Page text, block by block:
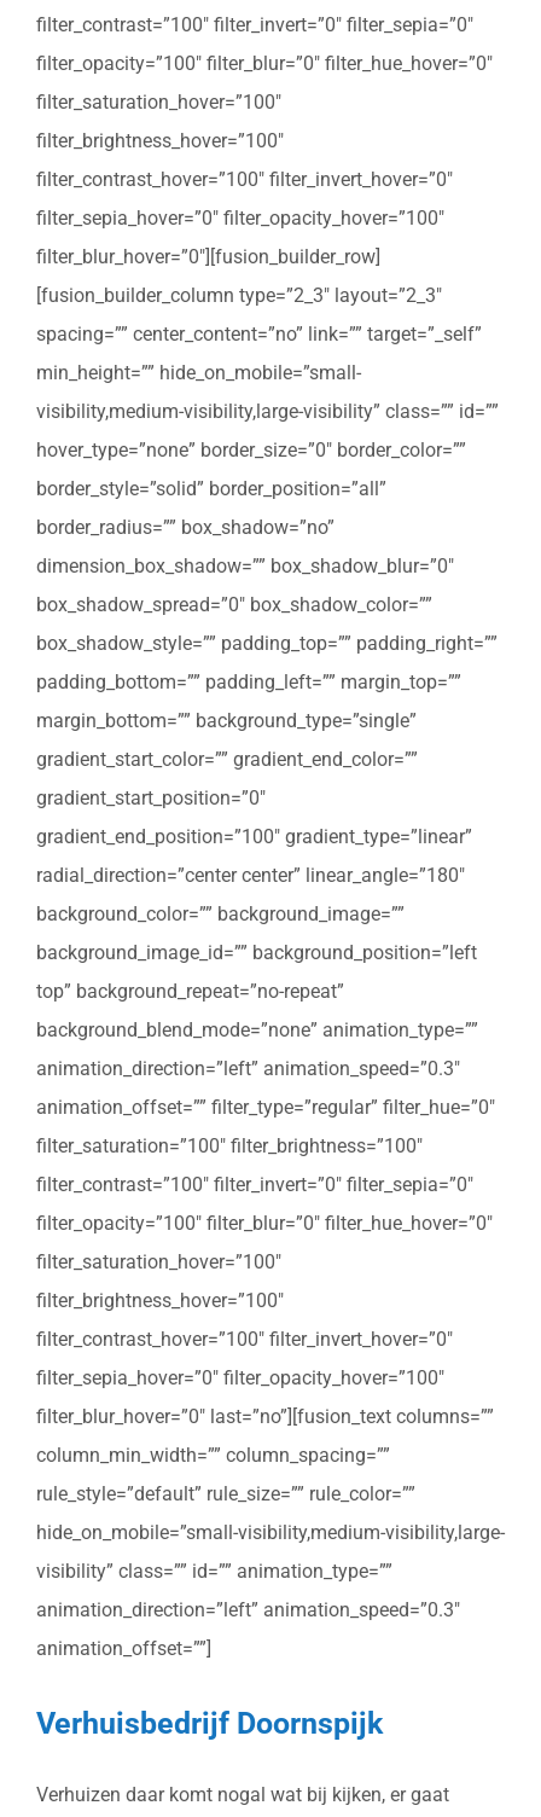
filter_contrast=”100″ filter_invert=”0″ filter_sepia=”0″
filter_opacity=”100″ filter_blur=”0″ filter_hue_hover=”0″
filter_saturation_hover=”100″
filter_brightness_hover=”100″
filter_contrast_hover=”100″ filter_invert_hover=”0″
filter_sepia_hover=”0″ filter_opacity_hover=”100″
filter_blur_hover=”0″][fusion_builder_row]
[fusion_builder_column type=”2_3″ layout=”2_3″
spacing=”” center_content=”no” link=”” target=”_self”
min_height=”” hide_on_mobile=”small-
visibility,medium-visibility,large-visibility” class=”” id=””
hover_type=”none” border_size=”0″ border_color=””
border_style=”solid” border_position=”all”
border_radius=”” box_shadow=”no”
dimension_box_shadow=”” box_shadow_blur=”0″
box_shadow_spread=”0″ box_shadow_color=””
box_shadow_style=”” padding_top=”” padding_right=””
padding_bottom=”” padding_left=”” margin_top=””
margin_bottom=”” background_type=”single”
gradient_start_color=”” gradient_end_color=””
gradient_start_position=”0″
gradient_end_position=”100″ gradient_type=”linear”
radial_direction=”center center” linear_angle=”180″
background_color=”” background_image=””
background_image_id=”” background_position=”left
top” background_repeat=”no-repeat”
background_blend_mode=”none” animation_type=””
animation_direction=”left” animation_speed=”0.3″
animation_offset=”” filter_type=”regular” filter_hue=”0″
filter_saturation=”100″ filter_brightness=”100″
filter_contrast=”100″ filter_invert=”0″ filter_sepia=”0″
filter_opacity=”100″ filter_blur=”0″ filter_hue_hover=”0″
filter_saturation_hover=”100″
filter_brightness_hover=”100″
filter_contrast_hover=”100″ filter_invert_hover=”0″
filter_sepia_hover=”0″ filter_opacity_hover=”100″
filter_blur_hover=”0″ last=”no”][fusion_text columns=””
column_min_width=”” column_spacing=””
rule_style=”default” rule_size=”” rule_color=””
hide_on_mobile=”small-visibility,medium-visibility,large-
visibility” class=”” id=”” animation_type=””
animation_direction=”left” animation_speed=”0.3″
animation_offset=””]
Verhuisbedrijf Doornspijk
Verhuizen daar komt nogal wat bij kijken, er gaat